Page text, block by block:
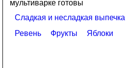
Сладкая и несладкая выпечка
Ревень
Фрукты Яблоки